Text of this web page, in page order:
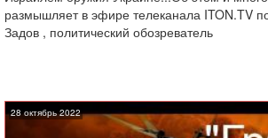
размышляет в эфире телеканала ITON.TV
Задов , политический обозреватель
28 октябрь 2022